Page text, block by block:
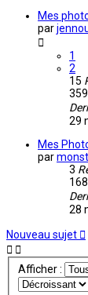
Mes
par
1
2
15
29
Mes
par
3
28
Nouveau sujet
Afficher :